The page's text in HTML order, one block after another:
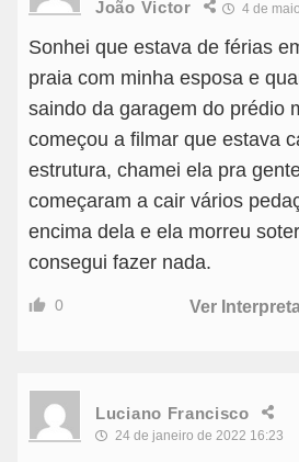
João Victor 4 de
Sonhei que estava de férias
praia com minha esposa e
saindo da garagem do prédio
começou a filmar que estava
estrutura, chamei ela pra
começaram a cair vários
encima dela e ela morreu
consegui fazer nada.
0 Ver
Luciano Francisco
24 de janeiro de 2022 16:23